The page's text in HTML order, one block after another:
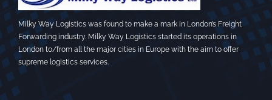
Milky Way Logistics was found to make a mark in London’s Freight
Forwarding industry. Milky Way Logistics started its operations in
London to/from all the major cities in Europe with the aim to offer
supreme logistics services.